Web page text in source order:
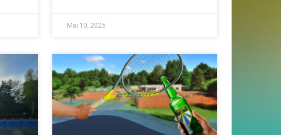
Mai 10, 2025